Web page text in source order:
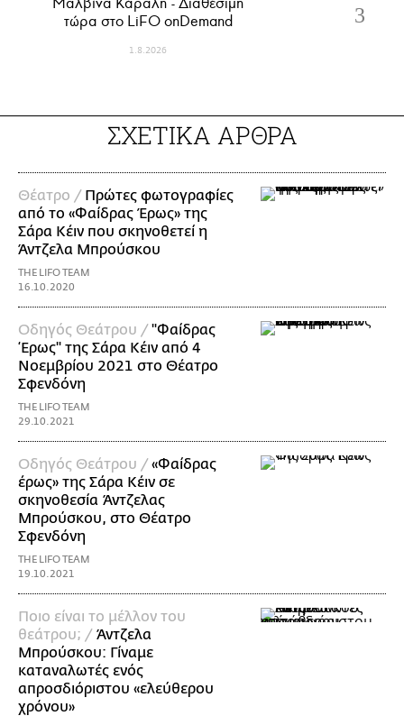
τώρα στo LiFO onDemand
1.8.2026
ΣΧΕΤΙΚΑ ΑΡΘΡΑ
Θέατρο / Πρώτες φωτογραφίες
από το «Φαίδρας Έρως» της
Σάρα Κέιν που σκηνοθετεί η
Άντζελα Μπρούσκου
THE LIFO TEAM
16.10.2020
Οδηγός Θεάτρου /"Φαίδρας
‘Ερως" της Σάρα Κέιν από 4
Νοεμβρίου 2021 στο Θέατρο
Σφενδόνη
THE LIFO TEAM
29.10.2021
Οδηγός Θεάτρου /«Φαίδρας
έρως» της Σάρα Κέιν σε
σκηνοθεσία Άντζελας
Μπρούσκου, στο Θέατρο
Σφενδόνη
THE LIFO TEAM
19.10.2021
Ποιο είναι το μέλλον του
θεάτρου; / Άντζελα
Μπρούσκου: Γίναμε
καταναλωτές ενός
απροσδιόριστου «ελεύθερου
χρόνου»